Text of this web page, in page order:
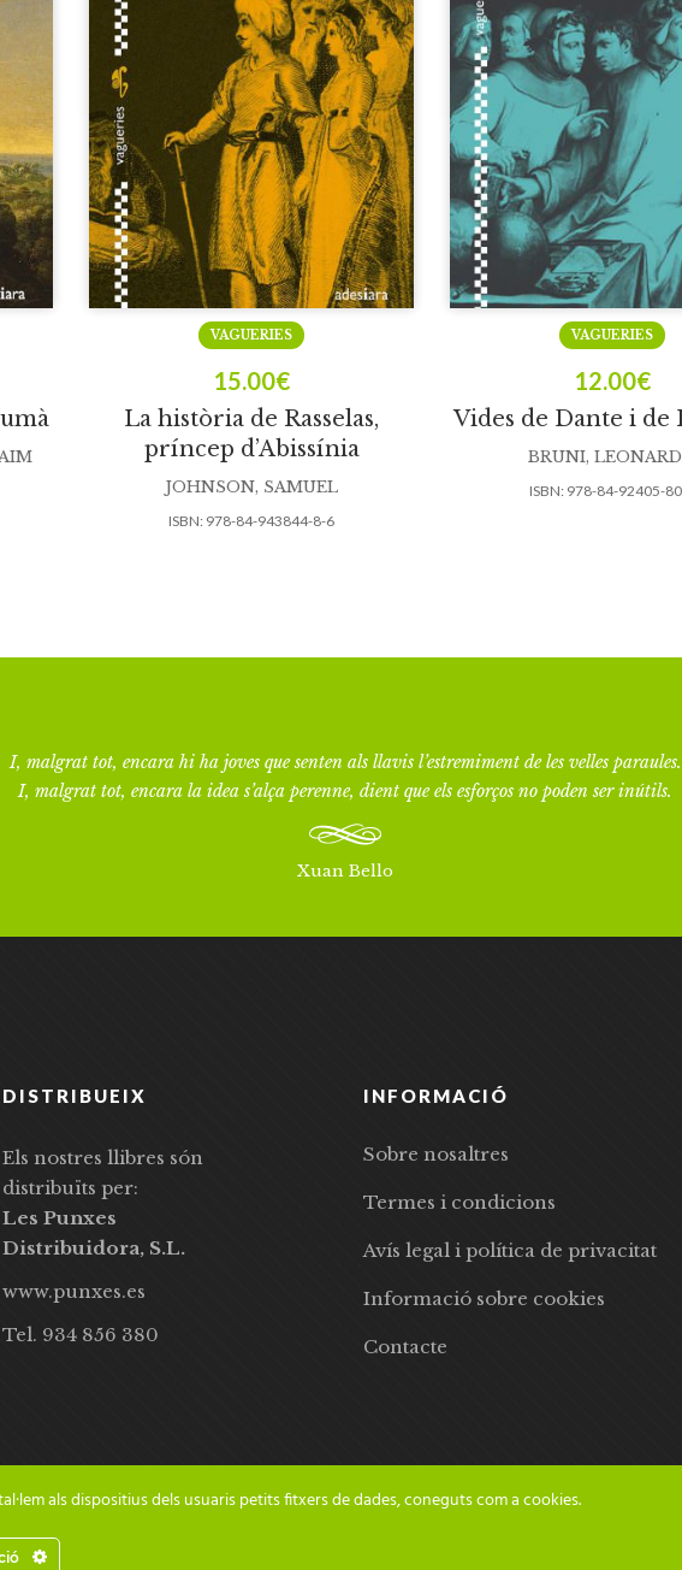
La història de Rasselas,
príncep d’Abissínia
VAGUERIES
15.00€
JOHNSON, SAMUEL
ISBN: 978-84-943844-8-6
Vides de Dante i de
VAGUERIES
12.00€
BRUNI,
ISBN: 978-84-92405-
I, malgrat tot, encara hi ha joves que senten als llavis l’estremiment de les velles paraules.
I, malgrat tot, encara la idea s’alça perenne, dient que els esforços no poden ser inútils.
Xuan Bello
DISTRIBUEIX
Els nostres llibres són
distribuïts per:
Les Punxes
Distribuidora, S.L.
www.punxes.es
Tel. 934 856 380
INFORMACIÓ
Sobre nosaltres
Termes i condicions
Avís legal i política de privacitat
Informació sobre cookies
Contacte
als dispositius dels usuaris petits fitxers de dades, coneguts com a cookies.